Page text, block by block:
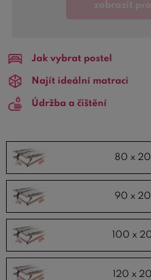
polohovací rošty 90x200 cm.
zobrazit
Jak vybrat postel
Najít ideální matraci
Údržba a čištění
80 x
90 x
100 x
120 x